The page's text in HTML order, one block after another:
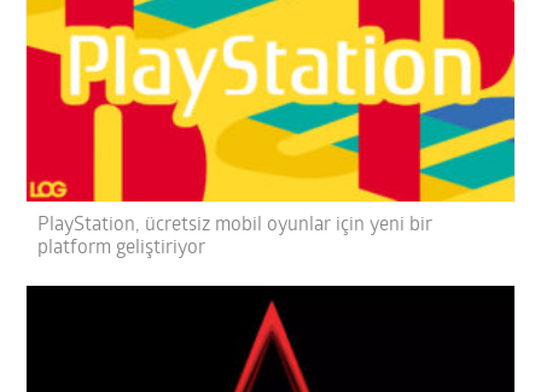
PlayStation, ücretsiz mobil oyunlar için yeni bir
platform geliştiriyor